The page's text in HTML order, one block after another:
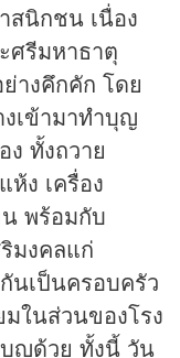
สนิกชน เนื่อง
ศรีมหาธาตุ
างคึกคัก โดย
เข้ามาทำบุญ
ทั้งถวาย
ง เครื่อง
พร้อมกับ
มงคลแก่
เป็นครอบครัว
ในส่วนของโรง
ญด้วย ทั้งนี้ วัน